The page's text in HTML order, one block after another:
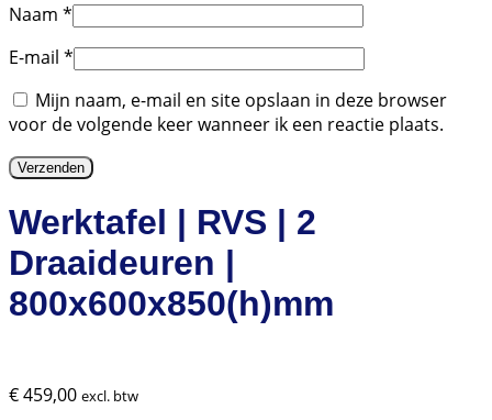
Naam *
E-mail *
Mijn naam, e-mail en site opslaan in deze browser
voor de volgende keer wanneer ik een reactie plaats.
Werktafel | RVS | 2
Draaideuren |
800x600x850(h)mm
€459,00 excl. btw